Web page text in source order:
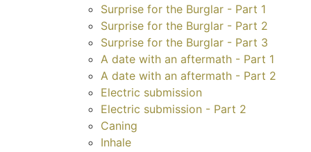
Surprise for the Burglar - Part 1
Surprise for the Burglar - Part 2
Surprise for the Burglar - Part 3
A date with an aftermath - Part 1
A date with an aftermath - Part 2
Electric submission
Electric submission - Part 2
Caning
Inhale